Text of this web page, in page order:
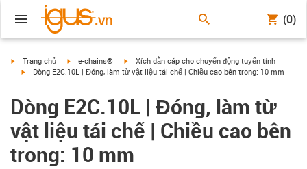
(0)
igus-icon-arrow-right
Trang chủ igus-icon-arrow-right
e-chains® igus-icon-arrow-right
Xích dẫn cáp cho chuyển động tuyến tính
igus-icon-arrow-right
Dòng E2C.10L | Đóng, làm từ vật liệu tái chế | Chiều cao bên trong: 10 mm
Dòng E2C.10L | Đóng, làm từ
vật liệu tái chế | Chiều cao bên
trong: 10 mm